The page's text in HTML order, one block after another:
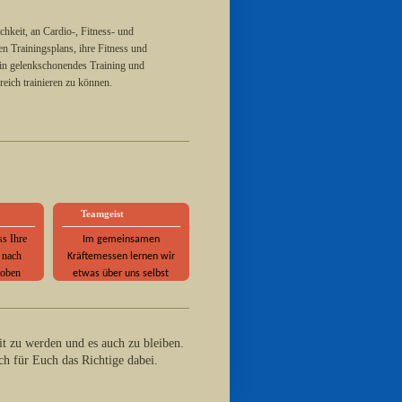
an Cardio-, Fitness- und
Trainingsplans, ihre Fitness und
gelenkschonendes Training und
trainieren zu können.
Ihre
Teamgeist
Im gemeinsamen
Kräftemessen lernen wir
etwas über uns selbst
zu werden und es auch zu bleiben.
für Euch das Richtige dabei.